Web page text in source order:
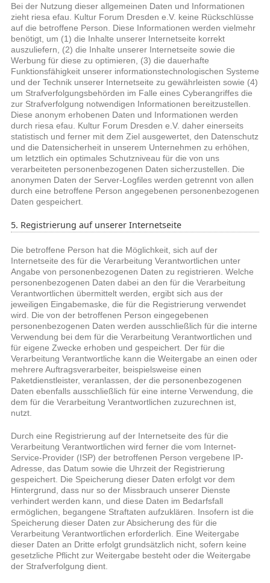
Bei der Nutzung dieser allgemeinen Daten und Informationen
zieht riesa efau. Kultur Forum Dresden e.V. keine Rückschlüsse
auf die betroffene Person. Diese Informationen werden vielmehr
benötigt, um (1) die Inhalte unserer Internetseite korrekt
auszuliefern, (2) die Inhalte unserer Internetseite sowie die
Werbung für diese zu optimieren, (3) die dauerhafte
Funktionsfähigkeit unserer informationstechnologischen Systeme
und der Technik unserer Internetseite zu gewährleisten sowie (4)
um Strafverfolgungsbehörden im Falle eines Cyberangriffes die
zur Strafverfolgung notwendigen Informationen bereitzustellen.
Diese anonym erhobenen Daten und Informationen werden
durch riesa efau. Kultur Forum Dresden e.V. daher einerseits
statistisch und ferner mit dem Ziel ausgewertet, den Datenschutz
und die Datensicherheit in unserem Unternehmen zu erhöhen,
um letztlich ein optimales Schutzniveau für die von uns
verarbeiteten personenbezogenen Daten sicherzustellen. Die
anonymen Daten der Server-Logfiles werden getrennt von allen
durch eine betroffene Person angegebenen personenbezogenen
Daten gespeichert.
5. Registrierung auf unserer Internetseite
Die betroffene Person hat die Möglichkeit, sich auf der
Internetseite des für die Verarbeitung Verantwortlichen unter
Angabe von personenbezogenen Daten zu registrieren. Welche
personenbezogenen Daten dabei an den für die Verarbeitung
Verantwortlichen übermittelt werden, ergibt sich aus der
jeweiligen Eingabemaske, die für die Registrierung verwendet
wird. Die von der betroffenen Person eingegebenen
personenbezogenen Daten werden ausschließlich für die interne
Verwendung bei dem für die Verarbeitung Verantwortlichen und
für eigene Zwecke erhoben und gespeichert. Der für die
Verarbeitung Verantwortliche kann die Weitergabe an einen oder
mehrere Auftragsverarbeiter, beispielsweise einen
Paketdienstleister, veranlassen, der die personenbezogenen
Daten ebenfalls ausschließlich für eine interne Verwendung, die
dem für die Verarbeitung Verantwortlichen zuzurechnen ist,
nutzt.
Durch eine Registrierung auf der Internetseite des für die
Verarbeitung Verantwortlichen wird ferner die vom Internet-
Service-Provider (ISP) der betroffenen Person vergebene IP-
Adresse, das Datum sowie die Uhrzeit der Registrierung
gespeichert. Die Speicherung dieser Daten erfolgt vor dem
Hintergrund, dass nur so der Missbrauch unserer Dienste
verhindert werden kann, und diese Daten im Bedarfsfall
ermöglichen, begangene Straftaten aufzuklären. Insofern ist die
Speicherung dieser Daten zur Absicherung des für die
Verarbeitung Verantwortlichen erforderlich. Eine Weitergabe
dieser Daten an Dritte erfolgt grundsätzlich nicht, sofern keine
gesetzliche Pflicht zur Weitergabe besteht oder die Weitergabe
der Strafverfolgung dient.